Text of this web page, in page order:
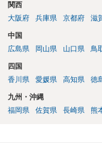
関西
大阪府
兵庫県 京都府 滋
中国
広島県
岡山県 山口県 鳥
四国
香川県
愛媛県 高知県 徳
九州・沖縄
福岡県
佐賀県 長崎県 熊